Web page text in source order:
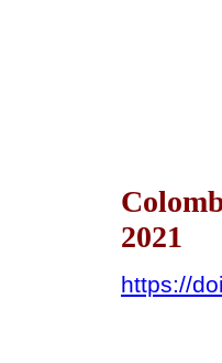
2021
https://